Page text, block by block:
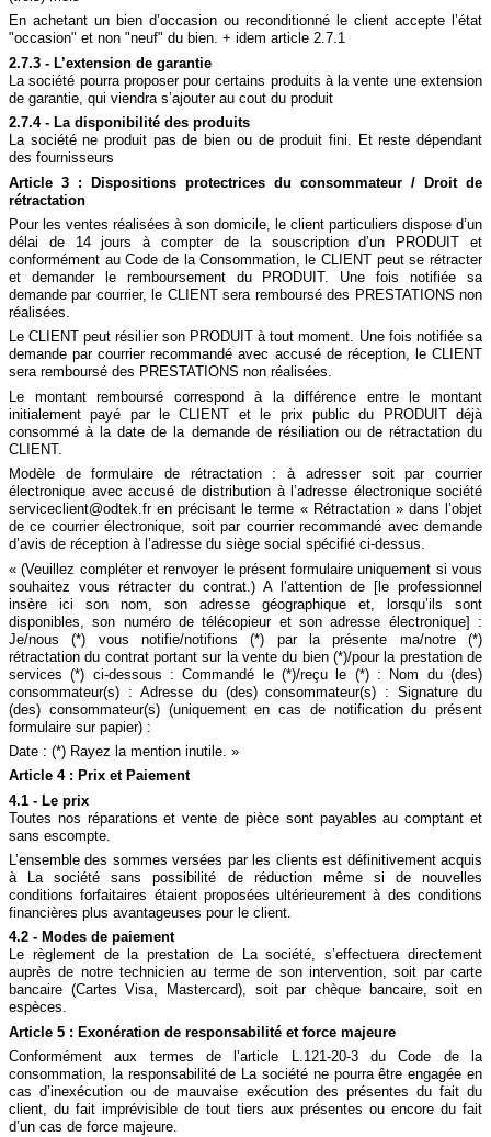
En achetant un bien d’occasion ou reconditionné le client accepte l’état
"occasion" et non "neuf" du bien. + idem article 2.7.1
2.7.3 - L’extension de garantie
La société pourra proposer pour certains produits à la vente une extension
de garantie, qui viendra s’ajouter au cout du produit
2.7.4 - La disponibilité des produits
La société ne produit pas de bien ou de produit fini. Et reste dépendant
des fournisseurs
Article 3 : Dispositions protectrices du consommateur / Droit de
rétractation
Pour les ventes réalisées à son domicile, le client particuliers dispose d’un
délai de 14 jours à compter de la souscription d’un PRODUIT et
conformément au Code de la Consommation, le CLIENT peut se rétracter
et demander le remboursement du PRODUIT. Une fois notifiée sa
demande par courrier, le CLIENT sera remboursé des PRESTATIONS non
réalisées.
Le CLIENT peut résilier son PRODUIT à tout moment. Une fois notifiée sa
demande par courrier recommandé avec accusé de réception, le CLIENT
sera remboursé des PRESTATIONS non réalisées.
Le montant remboursé correspond à la différence entre le montant
initialement payé par le CLIENT et le prix public du PRODUIT déjà
consommé à la date de la demande de résiliation ou de rétractation du
CLIENT.
Modèle de formulaire de rétractation : à adresser soit par courrier
électronique avec accusé de distribution à l’adresse électronique société
serviceclient@odtek.fr en précisant le terme « Rétractation » dans l’objet
de ce courrier électronique, soit par courrier recommandé avec demande
d’avis de réception à l’adresse du siège social spécifié ci-dessus.
« (Veuillez compléter et renvoyer le présent formulaire uniquement si vous
souhaitez vous rétracter du contrat.) A l’attention de [le professionnel
insère ici son nom, son adresse géographique et, lorsqu’ils sont
disponibles, son numéro de télécopieur et son adresse électronique] :
Je/nous (*) vous notifie/notifions (*) par la présente ma/notre (*)
rétractation du contrat portant sur la vente du bien (*)/pour la prestation de
services (*) ci-dessous : Commandé le (*)/reçu le (*) : Nom du (des)
consommateur(s) : Adresse du (des) consommateur(s) : Signature du
(des) consommateur(s) (uniquement en cas de notification du présent
formulaire sur papier) :
Date : (*) Rayez la mention inutile. »
Article 4 : Prix et Paiement
4.1 - Le prix
Toutes nos réparations et vente de pièce sont payables au comptant et
sans escompte.
L’ensemble des sommes versées par les clients est définitivement acquis
à La société sans possibilité de réduction même si de nouvelles
conditions forfaitaires étaient proposées ultérieurement à des conditions
financières plus avantageuses pour le client.
4.2 - Modes de paiement
Le règlement de la prestation de La société, s’effectuera directement
auprès de notre technicien au terme de son intervention, soit par carte
bancaire (Cartes Visa, Mastercard), soit par chèque bancaire, soit en
espèces.
Article 5 : Exonération de responsabilité et force majeure
Conformément aux termes de l’article L.121-20-3 du Code de la
consommation, la responsabilité de La société ne pourra être engagée en
cas d’inexécution ou de mauvaise exécution des présentes du fait du
client, du fait imprévisible de tout tiers aux présentes ou encore du fait
d’un cas de force majeure.